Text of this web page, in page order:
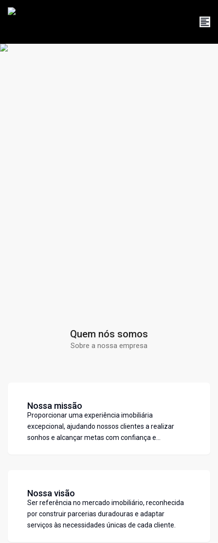
Quem nós somos
Sobre a nossa empresa
Nossa missão
Proporcionar uma experiência imobiliária
excepcional, ajudando nossos clientes a realizar
sonhos e alcançar metas com confiança e
Nossa visão
Ser referência no mercado imobiliário, reconhecida
por construir parcerias duradouras e adaptar
serviços às necessidades únicas de cada cliente.